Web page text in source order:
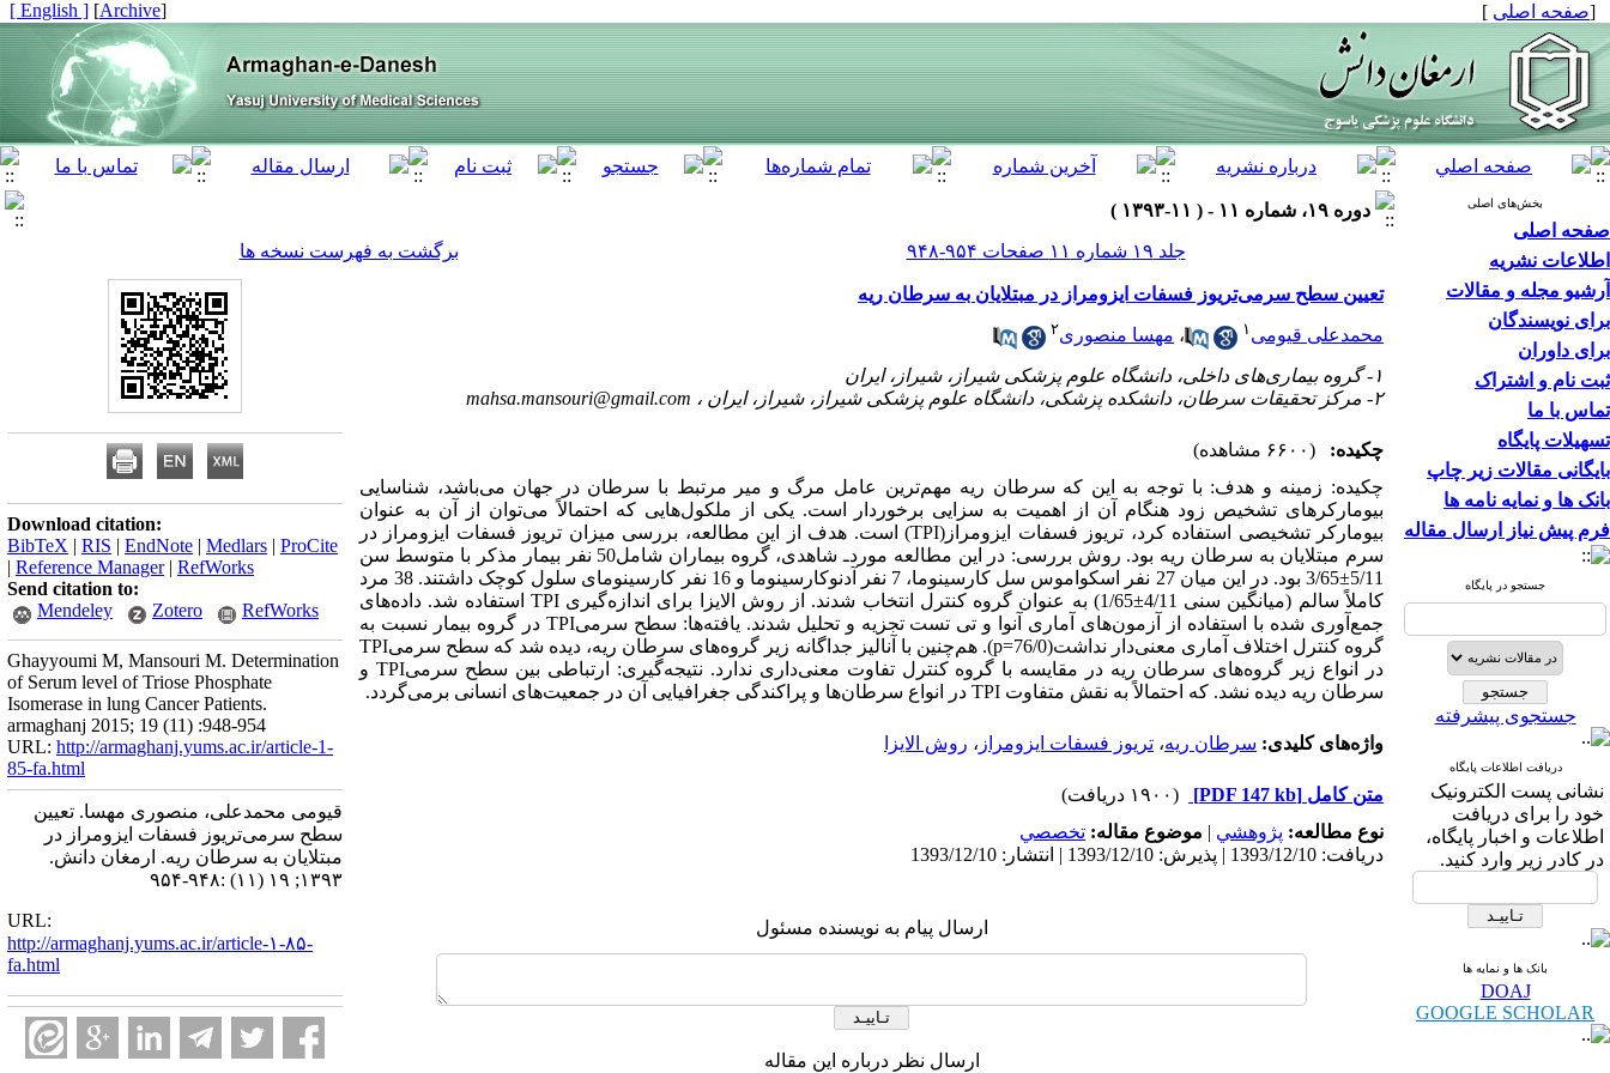
[صفحه اصلی ]
[
Archive
]
[ English ]
بخش‌های اصلی
صفحه اصلی
اطلاعات نشریه
آرشیو مجله و مقالات
برای نویسندگان
برای داوران
ثبت نام و اشتراک
تماس با ما
تسهیلات پایگاه
بایگانی مقالات زیر چاپ
بانک ها و نمایه نامه ها
فرم پیش نیاز ارسال مقاله
جستجو در پایگاه
جستجوی پیشرفته
دریافت اطلاعات پایگاه
نشانی پست الکترونیک
خود را برای دریافت
اطلاعات و اخبار پایگاه،
در کادر زیر وارد کنید.
بانک ها و نمایه ها
DOAJ
GOOGLE SCHOLAR
دوره ۱۹، شماره ۱۱ - ( ۱۱-۱۳۹۳ )
جلد ۱۹ شماره ۱۱ صفحات ۹۵۴-۹۴۸
برگشت به فهرست نسخه ها
تعیین سطح سرمی‌تریوز فسفات ایزومراز در مبتلایان به سرطان ریه
محمدعلی قیومی ۱ ، مهسا منصوری۲
۱- گروه بیماری‌های داخلی، دانشگاه علوم پزشکی شیراز، شیراز، ایران
۲- مرکز تحقیقات سرطان، دانشکده پزشکی، دانشگاه علوم پزشکی شیراز، شیراز، ایران ،
mahsa.mansouri@gmail.com
چکیده:
(۶۶۰۰ مشاهده)
چکیده: زمینه و هدف: با توجه به این که سرطان ریه مهم‌ترین عامل مرگ و میر مرتبط با سرطان در جهان می‌باشد، شناسایی
بیومارکرهای تشخیص زود هنگام آن از اهمیت به سزایی برخوردار است. یکی از ملکول‌هایی که احتمالاً می‌توان از آن به عنوان
بیومارکر تشخیصی استفاده کرد، تریوز فسفات ایزومراز(TPI) است. هدف از این مطالعه، بررسی میزان تریوز فسفات ایزومراز در
سرم مبتلایان به سرطان ریه بود. روش بررسی: در این مطالعه موردـ شاهدی، گروه بیماران شامل50 نفر بیمار مذکر با متوسط سن
5/11±3/65 بود. در این میان 27 نفر اسکواموس سل کارسینوما، 7 نفر آدنوکارسینوما و 16 نفر کارسینومای سلول کوچک داشتند. 38 مرد
کاملاً سالم (میانگین سنی 4/11±1/65) به عنوان گروه کنترل انتخاب شدند. از روش الایزا برای اندازه‌گیری TPI استفاده شد. داده‌های
جمع‌آوری شده با استفاده از آزمون‌های آماری آنوا و تی تست تجزیه و تحلیل شدند. یافته‌ها: سطح سرمی‌TPI در گروه بیمار نسبت به
گروه کنترل اختلاف آماری معنی‌دار نداشت(76/0=p). هم‌چنین با آنالیز جداگانه زیر گروه‌های سرطان ریه، دیده شد که سطح سرمی‌TPI
در انواع زیر گروه‌های سرطان ریه در مقایسه با گروه کنترل تفاوت معنی‌داری ندارد. نتیجه‌گیری: ارتباطی بین سطح سرمی‌TPI و
سرطان ریه دیده نشد. که احتمالاً به نقش متفاوت TPI در انواع سرطان‌ها و پراکندگی جغرافیایی آن در جمعیت‌های انسانی برمی‌گردد.
واژه‌های کلیدی: سرطان ریه، تریوز فسفات ایزومراز ، روش الایزا
متن کامل [PDF 147 kb]
(۱۹۰۰ دریافت)
نوع مطالعه: پژوهشي | موضوع مقاله: تخصصي
دریافت: 1393/12/10 | پذیرش: 1393/12/10 | انتشار: 1393/12/10
ارسال پیام به نویسنده مسئول
ارسال نظر درباره این مقاله
Download citation:
BibTeX | RIS | EndNote | Medlars | ProCite
| Reference Manager| RefWorks
Send citation to:
Mendeley
Zotero RefWorks
Ghayyoumi M, Mansouri M. Determination
of Serum level of Triose Phosphate
Isomerase in lung Cancer Patients.
armaghanj 2015; 19 (11) :948-954
URL: http://armaghanj.yums.ac.ir/article-1-
85-fa.html
قیومی محمدعلی، منصوری مهسا. تعیین
سطح سرمی‌تریوز فسفات ایزومراز در
مبتلایان به سرطان ریه. ارمغان دانش.
۱۳۹۳; ۱۹ (۱۱) :۹۴۸-۹۵۴
URL:
http://armaghanj.yums.ac.ir/article-۱-۸۵-
fa.html